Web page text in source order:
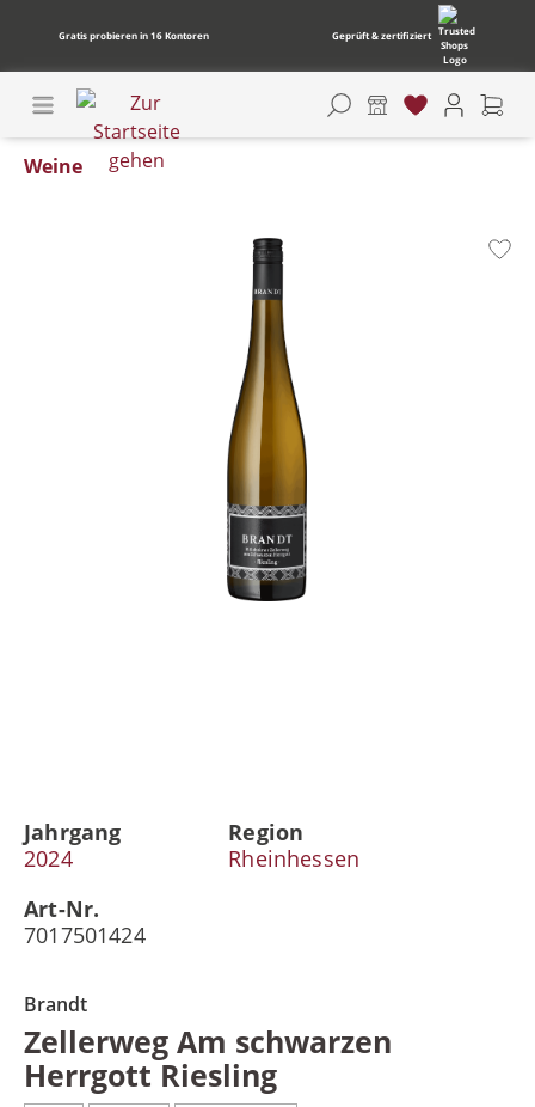
Gratis probieren in 16 Kontoren Geprüft & zertifiziert
Weine
Jahrgang
2024
Region
Rheinhessen
Art-Nr.
7017501424
Brandt
Zellerweg Am schwarzen
Herrgott Riesling